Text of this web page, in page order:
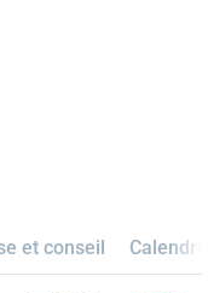
et conseil